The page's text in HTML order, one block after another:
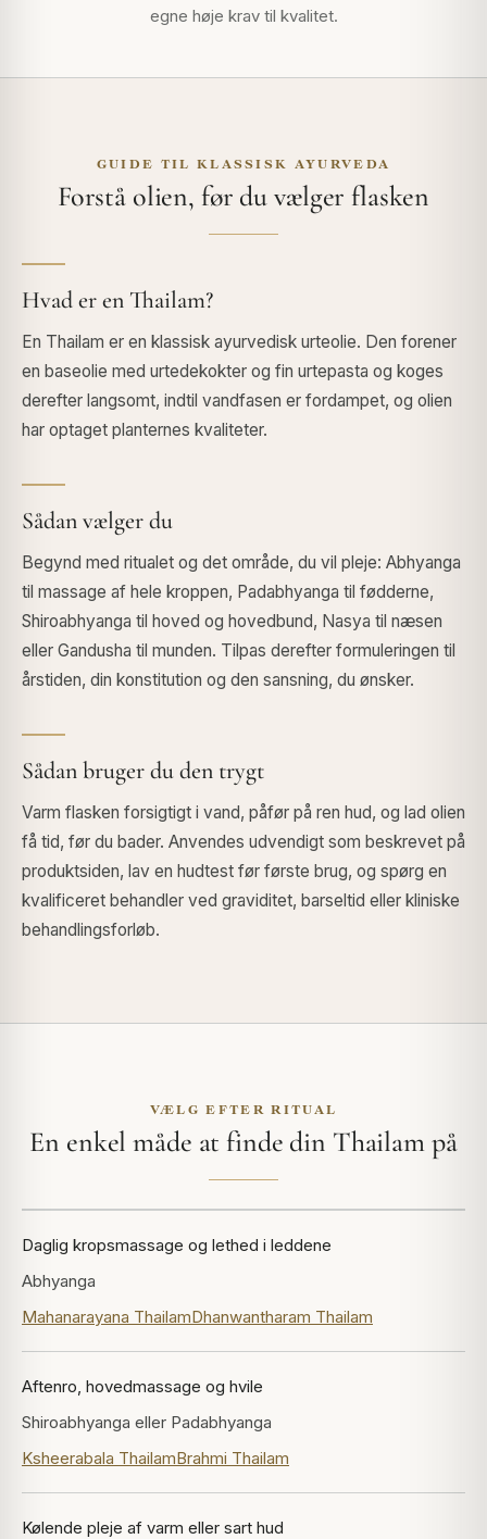
egne høje krav til kvalitet.
GUIDE TIL KLASSISK AYURVEDA
Forstå olien, før du vælger flasken
Hvad er en Thailam?
En Thailam er en klassisk ayurvedisk urteolie. Den forener
en baseolie med urtedekokter og fin urtepasta og koges
derefter langsomt, indtil vandfasen er fordampet, og olien
har optaget planternes kvaliteter.
Sådan vælger du
Begynd med ritualet og det område, du vil pleje: Abhyanga
til massage af hele kroppen, Padabhyanga til fødderne,
Shiroabhyanga til hoved og hovedbund, Nasya til næsen
eller Gandusha til munden. Tilpas derefter formuleringen til
årstiden, din konstitution og den sansning, du ønsker.
Sådan bruger du den trygt
Varm flasken forsigtigt i vand, påfør på ren hud, og lad olien
få tid, før du bader. Anvendes udvendigt som beskrevet på
produktsiden, lav en hudtest før første brug, og spørg en
kvalificeret behandler ved graviditet, barseltid eller kliniske
behandlingsforløb.
VÆLG EFTER RITUAL
En enkel måde at finde din Thailam på
Daglig kropsmassage og lethed i leddene
Abhyanga
Mahanarayana ThailamDhanwantharam Thailam
Aftenro, hovedmassage og hvile
Shiroabhyanga eller Padabhyanga
Ksheerabala ThailamBrahmi Thailam
Kølende pleje af varm eller sart hud